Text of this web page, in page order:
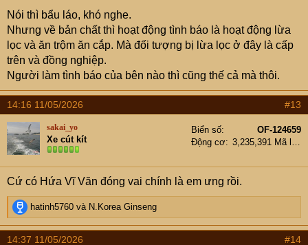
Nói thì bẩu láo, khó nghe.
Nhưng về bản chất thì hoạt động tình báo là hoạt động lừa
lọc và ăn trộm ăn cắp. Mà đối tượng bị lừa lọc ở đây là cấp
trên và đồng nghiệp.
Người làm tình báo của bên nào thì cũng thế cả mà thôi.
14:16 11/05/2026 #13
sakai_yo
Xe cút kít
Biển số
OF-124659
Động cơ
3,235,391 Mã lực
Cứ có Hứa Vĩ Văn đóng vai chính là em ưng rồi.
R
e
a
hatinh5760 và N.Korea Ginseng
14:37 11/05/2026 #14